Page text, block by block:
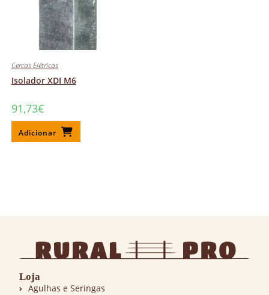
Cercas Elétricas
Isolador XDI M6
91,73€
Adicionar
Loja
Agulhas e Seringas